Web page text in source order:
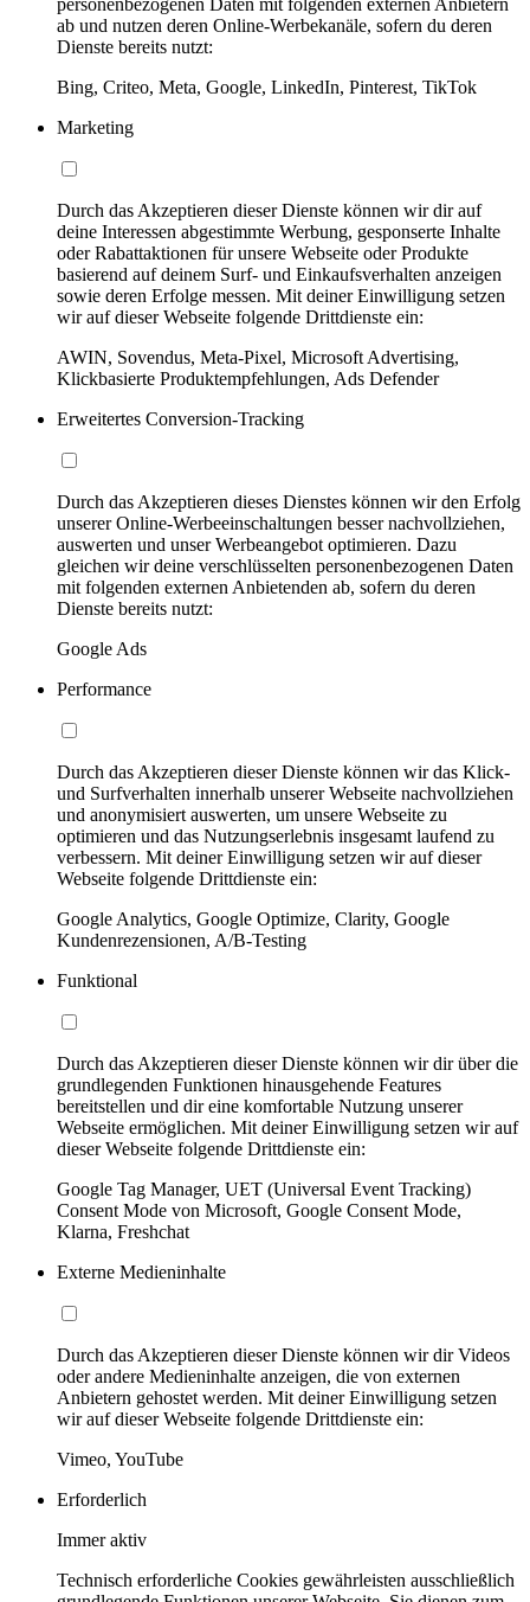
ab und nutzen deren Online-Werbekanäle, sofern du deren
Dienste bereits nutzt:
Bing, Criteo, Meta, Google, LinkedIn, Pinterest, TikTok
Marketing
Durch das Akzeptieren dieser Dienste können wir dir auf
deine Interessen abgestimmte Werbung, gesponserte Inhalte
oder Rabattaktionen für unsere Webseite oder Produkte
basierend auf deinem Surf- und Einkaufsverhalten anzeigen
sowie deren Erfolge messen. Mit deiner Einwilligung setzen
wir auf dieser Webseite folgende Drittdienste ein:
AWIN, Sovendus, Meta-Pixel, Microsoft Advertising,
Klickbasierte Produktempfehlungen, Ads Defender
Erweitertes Conversion-Tracking
Durch das Akzeptieren dieses Dienstes können wir den Erfolg
unserer Online-Werbeeinschaltungen besser nachvollziehen,
auswerten und unser Werbeangebot optimieren. Dazu
gleichen wir deine verschlüsselten personenbezogenen Daten
mit folgenden externen Anbietenden ab, sofern du deren
Dienste bereits nutzt:
Google Ads
Performance
Durch das Akzeptieren dieser Dienste können wir das Klick-
und Surfverhalten innerhalb unserer Webseite nachvollziehen
und anonymisiert auswerten, um unsere Webseite zu
optimieren und das Nutzungserlebnis insgesamt laufend zu
verbessern. Mit deiner Einwilligung setzen wir auf dieser
Webseite folgende Drittdienste ein:
Google Analytics, Google Optimize, Clarity, Google
Kundenrezensionen, A/B-Testing
Funktional
Durch das Akzeptieren dieser Dienste können wir dir über die
grundlegenden Funktionen hinausgehende Features
bereitstellen und dir eine komfortable Nutzung unserer
Webseite ermöglichen. Mit deiner Einwilligung setzen wir auf
dieser Webseite folgende Drittdienste ein:
Google Tag Manager, UET (Universal Event Tracking)
Consent Mode von Microsoft, Google Consent Mode,
Klarna, Freshchat
Externe Medieninhalte
Durch das Akzeptieren dieser Dienste können wir dir Videos
oder andere Medieninhalte anzeigen, die von externen
Anbietern gehostet werden. Mit deiner Einwilligung setzen
wir auf dieser Webseite folgende Drittdienste ein:
Vimeo, YouTube
Erforderlich
Immer aktiv
Technisch erforderliche Cookies gewährleisten ausschließlich